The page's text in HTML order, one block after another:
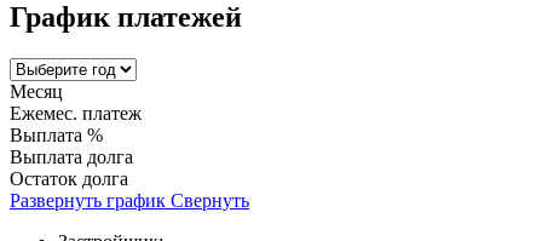
График платежей
Месяц
Ежемес. платеж
Выплата %
Выплата долга
Остаток долга
Развернуть график Свернуть